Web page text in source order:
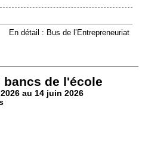
En détail : Bus de l’Entrepreneuriat
bancs de l'école
au 14 juin 2026